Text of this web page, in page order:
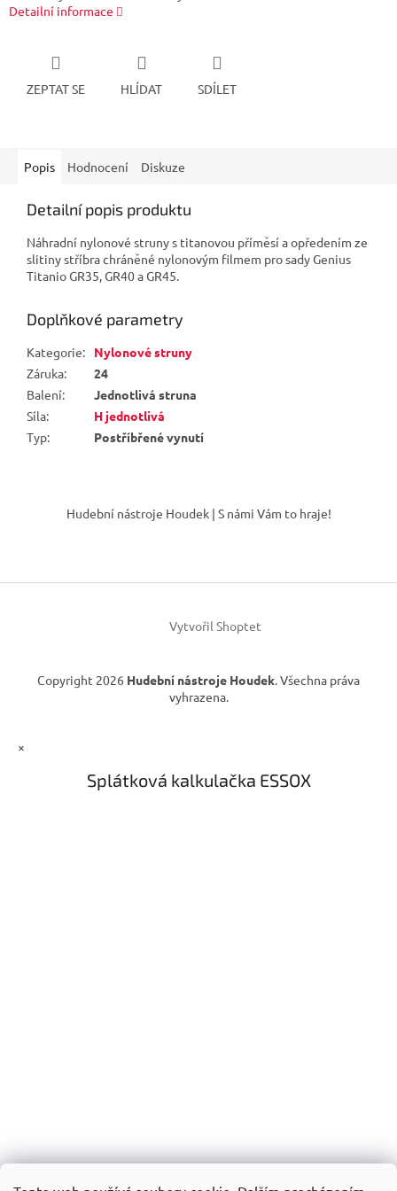
Detailní informace
ZEPTAT SE HLÍDAT SDÍLET
Popis Hodnocení Diskuze
Detailní popis produktu
Náhradní nylonové struny s titanovou příměsí a opředením ze
slitiny stříbra chráněné nylonovým filmem pro sady Genius
Titanio GR35, GR40 a GR45.
Doplňkové parametry
Kategorie:
Nylonové struny
Záruka:
24
Balení:
Jednotlivá struna
Síla:
H jednotlivá
Typ: Postříbřené vynutí
í
Hudební nástroje Houdek | S námi Vám to hraje!
Vytvořil Shoptet
Copyright 2026 Hudební nástroje Houdek. Všechna práva
vyhrazena.
×
Splátková kalkulačka ESSOX